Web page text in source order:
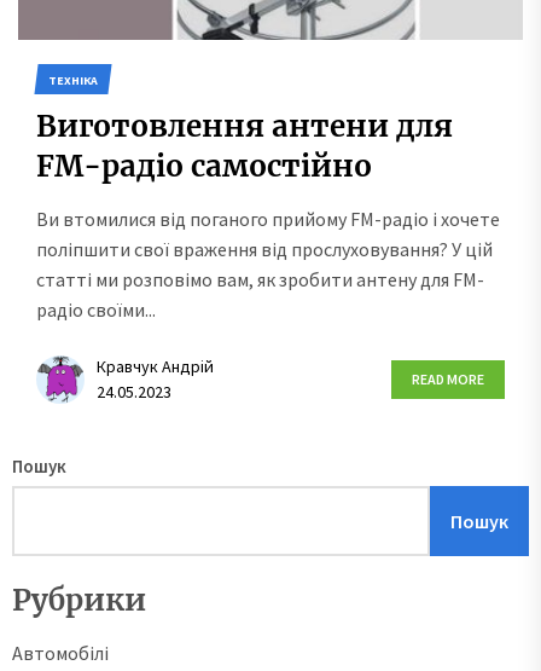
ТЕХНІКА
Виготовлення антени для
FM-радіо самостійно
Ви втомилися від поганого прийому FM-радіо і хочете
поліпшити свої враження від прослуховування? У цій
статті ми розповімо вам, як зробити антену для FM-
радіо своїми...
Кравчук Андрій
24.05.2023
READ MORE
Пошук
Пошук
Рубрики
Автомобілі